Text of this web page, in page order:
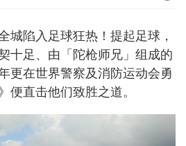
城陷入足球狂热！提起足球，
十足、由「陀枪师兄」组成的
更在世界警察及消防运动会勇
便直击他们致胜之道。